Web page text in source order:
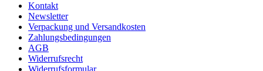
Kontakt
Newsletter
Verpackung und Versandkosten
Zahlungsbedingungen
AGB
Widerrufsrecht